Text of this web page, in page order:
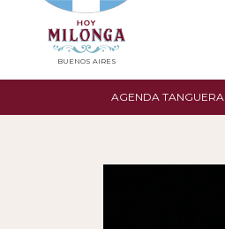
BUENOS AIRES
AGENDA TANGUERA